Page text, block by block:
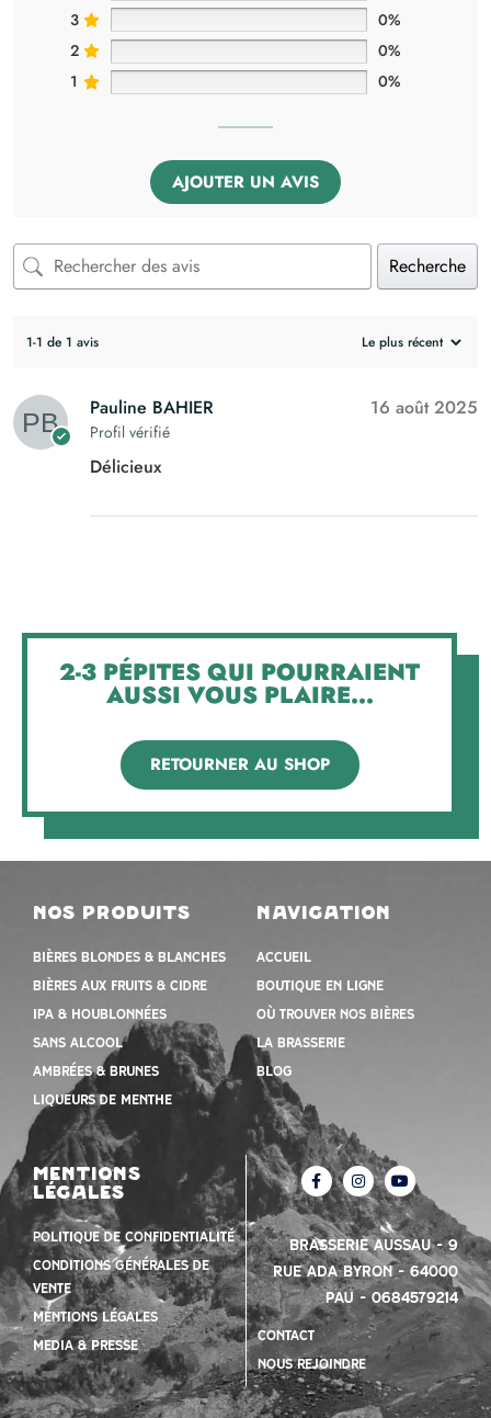
3
0%
2
0%
1
0%
AJOUTER UN AVIS
Recherche
1-1 de 1 avis
Pauline BAHIER
Profil vérifié
16 août 2025
Délicieux
2-3 PÉPITES QUI POURRAIENT
AUSSI VOUS PLAIRE...
RETOURNER AU SHOP
nos produits
Bières blondes & blanches
Bières aux fruits & cidre
IPA & houblonnées
Sans alcool
Ambrées & Brunes
Liqueurs de menthe
navigation
Accueil
Boutique en ligne
Où trouver nos bières
la brasserie
Blog
mentions
légales
Politique de confidentialité
Conditions Générales de
vente
mentions légales
Media & presse
Brasserie Aussau – 9
Rue Ada Byron – 64000
PAU – 0684579214
contact
nous rejoindre